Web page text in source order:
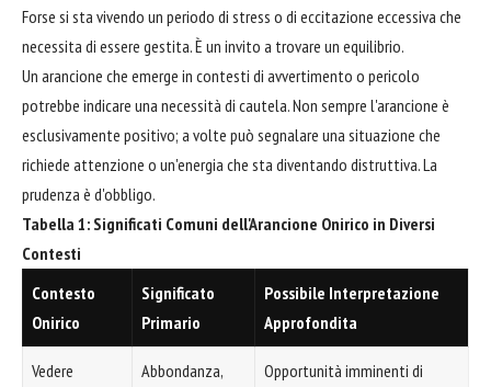
Forse si sta vivendo un periodo di stress o di eccitazione eccessiva che
necessita di essere gestita. È un invito a trovare un equilibrio.
Un arancione che emerge in contesti di avvertimento o pericolo
potrebbe indicare una necessità di cautela. Non sempre l'arancione è
esclusivamente positivo; a volte può segnalare una situazione che
richiede attenzione o un'energia che sta diventando distruttiva. La
prudenza è d'obbligo.
Tabella 1: Significati Comuni dell'Arancione Onirico in Diversi
Contesti
Contesto
Onirico
Significato
Primario
Possibile Interpretazione
Approfondita
Vedere
Abbondanza,
Opportunità imminenti di